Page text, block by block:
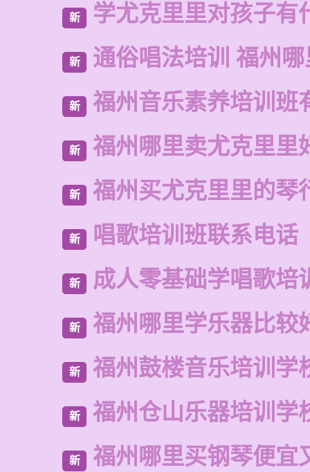
新 学尤克里里对孩子有
新 通俗唱法培训 福州
新 福州音乐素养培训班
新 福州哪里卖尤克里里
新 福州买尤克里里的琴
新 唱歌培训班联系电话
新 成人零基础学唱歌培
新 福州哪里学乐器比较
新 福州鼓楼音乐培训学
新 福州仓山乐器培训学
新 福州哪里买钢琴便宜